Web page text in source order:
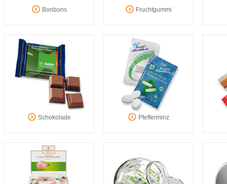
Bonbons Fruchtgummi
Schokolade Pfefferminz